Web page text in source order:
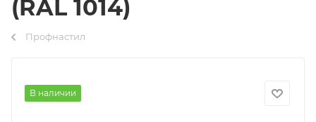
(RAL 1014)
Профнастил
В наличии